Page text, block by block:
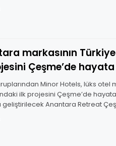
markasının Türkiye
Çeşme’de
Minor Hotels, lüks otel
ilk projesini Çeşme’de
geliştirilecek Anantara Retreat